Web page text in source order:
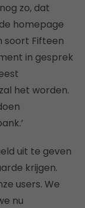
zo, dat
homepage
soort Fifteen
in gesprek
het worden.
uit te geven
krijgen.
users. We
nu